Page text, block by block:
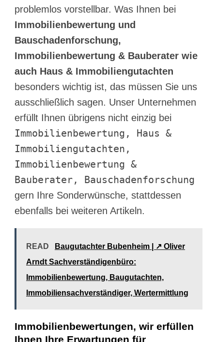
problemlos vorstellbar. Was Ihnen bei
Immobilienbewertung und
Bauschadenforschung,
Immobilienbewertung & Bauberater wie
auch Haus & Immobiliengutachten
besonders wichtig ist, das müssen Sie uns
ausschließlich sagen. Unser Unternehmen
erfüllt Ihnen übrigens nicht einzig bei
Immobilienbewertung, Haus &
Immobiliengutachten,
Immobilienbewertung &
Bauberater, Bauschadenforschung
gern Ihre Sonderwünsche, stattdessen
ebenfalls bei weiteren Artikeln.
READ
Baugutachter Bubenheim | ↗️ Oliver
Arndt Sachverständigenbüro:
Immobilienbewertung, Baugutachten,
Immobiliensachverständiger, Wertermittlung
Immobilienbewertungen, wir erfüllen
Ihnen Ihre Erwartungen für